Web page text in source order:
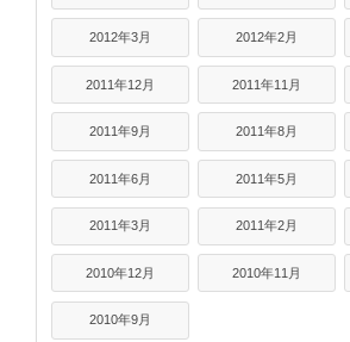
2012年3月 2012年2月
2011年12月 2011年11月
2011年9月 2011年8月
2011年6月 2011年5月
2011年3月 2011年2月
2010年12月 2010年11月
2010年9月